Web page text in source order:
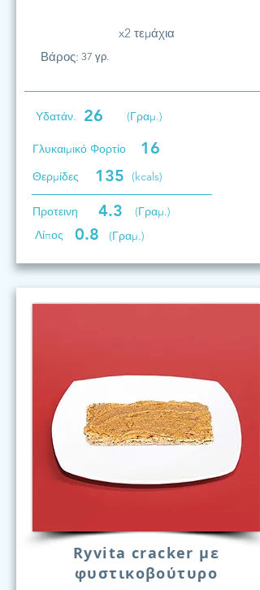
x2 τεμάχια
Βάρος: 37 γρ.
Υδατάν. 26 (Γραμ.)
Γλυκαιμικό Φορτίο 16
Θερμίδες 135 (kcals)
Προτεινη 4.3
(Γραμ.)
Λίπος
0.8 (Γραμ.)
Ryvita cracker με
φυστικοβούτυρο